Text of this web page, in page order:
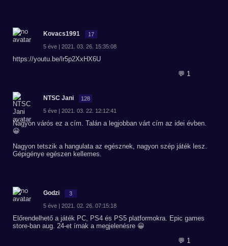
Kovacs1991 17
5 éve | 2021. 03. 26. 15:35:08
https://youtu.be/lr5p2XxHX6U
💬 1
NTSC Jani 128
5 éve | 2021. 03. 22. 12:12:41
Nagyon várós ez a cím. Talán a legjobban várt cím az idei évben.
😀
Nagyon tetszik a hangulata az egésznek, nagyon szép játék lesz.
Gépigénye egészen kellemes.
Godzi 3
5 éve | 2021. 02. 26. 07:15:18
Előrendelhető a játék PC, PS4 és PS5 platformokra. Epic games
store-ban aug. 24-et írnak a megjelenésre 😀
💬 1